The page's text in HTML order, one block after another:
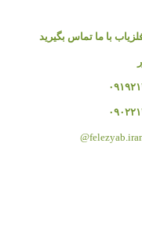
با ما تماس بگیرید